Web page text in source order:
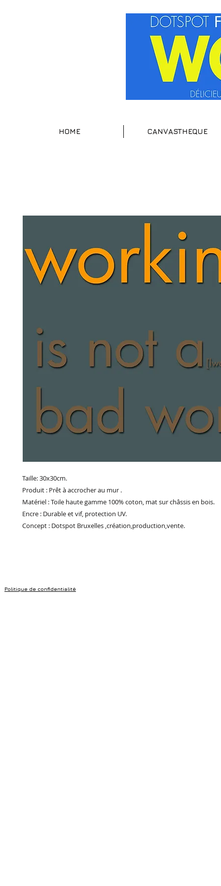
HOME CANVASTHEQUE
Taille: 30x30cm.
Produit : Prêt à accrocher au mur .
Matériel : Toile haute gamme 100% coton, mat sur châssis en bois.
Encre : Durable et vif, protection UV.
Concept : Dotspot Bruxelles ,création,production,vente.
Politique de confidentialité